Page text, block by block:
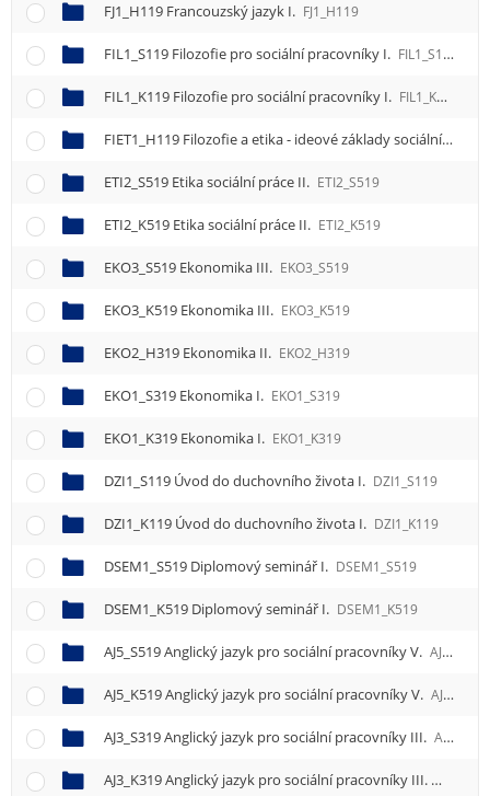
FJ1_H119 Francouzský jazyk I. FJ1_H119
FIL1_S119 Filozofie pro sociální pracovníky I. FIL1_S119
FIL1_K119 Filozofie pro sociální pracovníky I. FIL1_K119
FIET1_H119 Filozofie a etika - ideové základy sociální a humanitární práce I.
ETI2_S519 Etika sociální práce II. ETI2_S519
ETI2_K519 Etika sociální práce II. ETI2_K519
EKO3_S519 Ekonomika III. EKO3_S519
EKO3_K519 Ekonomika III. EKO3_K519
EKO2_H319 Ekonomika II. EKO2_H319
EKO1_S319 Ekonomika I. EKO1_S319
EKO1_K319 Ekonomika I. EKO1_K319
DZI1_S119 Úvod do duchovního života I. DZI1_S119
DZI1_K119 Úvod do duchovního života I. DZI1_K119
DSEM1_S519 Diplomový seminář I. DSEM1_S519
DSEM1_K519 Diplomový seminář I. DSEM1_K519
AJ5_S519 Anglický jazyk pro sociální pracovníky V. AJ5_S519
AJ5_K519 Anglický jazyk pro sociální pracovníky V. AJ5_K519
AJ3_S319 Anglický jazyk pro sociální pracovníky III. AJ3_S319
AJ3_K319 Anglický jazyk pro sociální pracovníky III.